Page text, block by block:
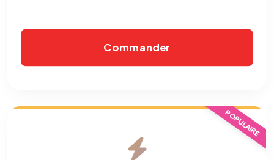
Commander
POPULAIRE
Nécessaires au fonctionnement du site : session, sécurité,
mémorisation de vos choix de consentement. Ils ne